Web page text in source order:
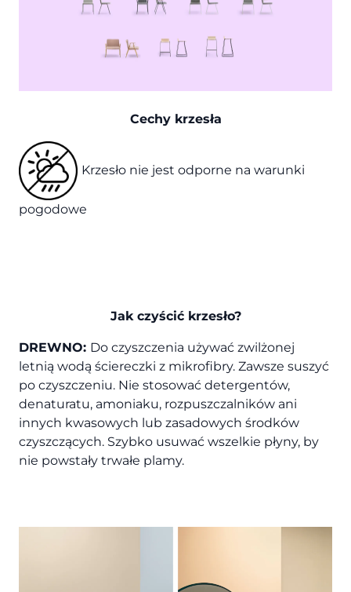
Cechy krzesła
Krzesło nie jest odporne na warunki
pogodowe
Jak czyścić krzesło?
DREWNO: Do czyszczenia używać zwilżonej
letnią wodą ściereczki z mikrofibry. Zawsze suszyć
po czyszczeniu. Nie stosować detergentów,
denaturatu, amoniaku, rozpuszczalników ani
innych kwasowych lub zasadowych środków
czyszczących. Szybko usuwać wszelkie płyny, by
nie powstały trwałe plamy.